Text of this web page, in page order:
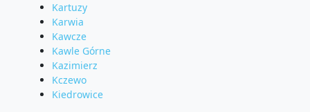
Kartuzy
Karwia
Kawcze
Kawle Górne
Kazimierz
Kczewo
Kiedrowice